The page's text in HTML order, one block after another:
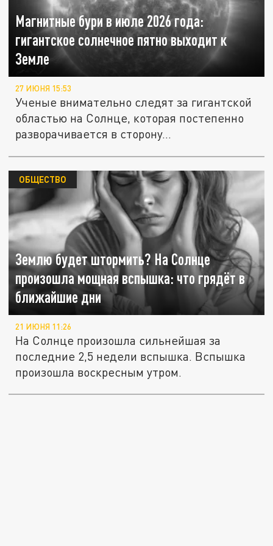
Магнитные бури в июле 2026 года:
гигантское солнечное пятно выходит к
Земле
27 ИЮНЯ 15:53
Ученые внимательно следят за гигантской
областью на Солнце, которая постепенно
разворачивается в сторону...
Землю будет штормить? На Солнце
произошла мощная вспышка: что грядёт в
ближайшие дни
ОБЩЕСТВО
21 ИЮНЯ 11:26
На Солнце произошла сильнейшая за
последние 2,5 недели вспышка. Вспышка
произошла воскресным утром.